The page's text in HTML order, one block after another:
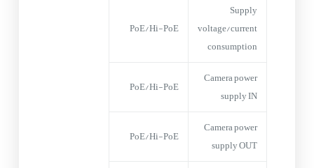
Supply
voltage/current
consumption
PoE/Hi-PoE
Camera power
supply IN
PoE/Hi-PoE
Camera power
supply OUT
PoE/Hi-PoE